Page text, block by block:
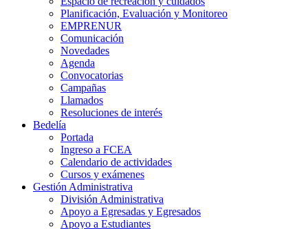
Planificación, Evaluación y Monitoreo
EMPRENUR
Comunicación
Novedades
Agenda
Convocatorias
Campañas
Llamados
Resoluciones de interés
Bedelía
Portada
Ingreso a FCEA
Calendario de actividades
Cursos y exámenes
Gestión Administrativa
División Administrativa
Apoyo a Egresadas y Egresados
Apoyo a Estudiantes